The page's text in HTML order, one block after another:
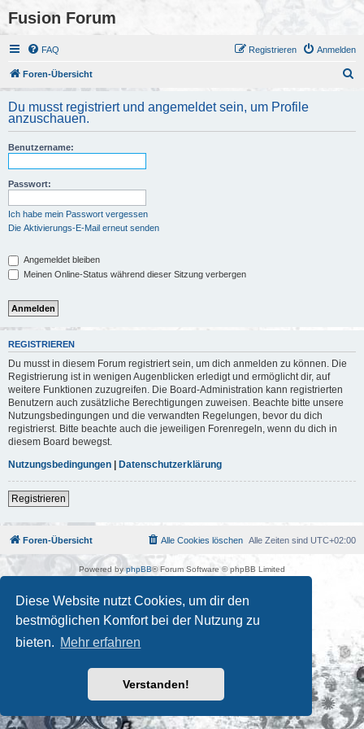
Diese Website nutzt Cookies, um dir den
bestmöglichen Komfort bei der Nutzung zu
bieten. Mehr erfahren
Verstanden!
Fusion Forum
FAQ Anmelden
Registrieren
Foren-Übersicht
h
Du musst registriert und angemeldet sein, um Profile
anzuschauen.
Benutzername:
Passwort:
Ich habe mein Passwort vergessen
Die Aktivierungs-E-Mail erneut senden
Angemeldet bleiben
Meinen Online-Status während dieser Sitzung verbergen
REGISTRIEREN
Du musst in diesem Forum registriert sein, um dich anmelden zu können. Die
Registrierung ist in wenigen Augenblicken erledigt und ermöglicht dir, auf
weitere Funktionen zuzugreifen. Die Board-Administration kann registrierten
Benutzern auch zusätzliche Berechtigungen zuweisen. Beachte bitte unsere
Nutzungsbedingungen und die verwandten Regelungen, bevor du dich
registrierst. Bitte beachte auch die jeweiligen Forenregeln, wenn du dich in
diesem Board bewegst.
Nutzungsbedingungen | Datenschutzerklärung
Registrieren
Foren-Übersicht Alle Zeiten sind UTC+02:00
Alle Cookies löschen
Powered by phpBB® Forum Software © phpBB Limited
Kulturkosmos Müritz e.V|Fusion Festival|Mastodon